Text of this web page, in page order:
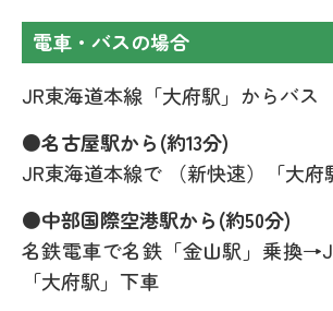
電車・バスの場合
JR東海道本線「大府駅」からバス
●名古屋駅から(約13分)
JR東海道本線で （新快速）「大府
●中部国際空港駅から(約50分)
名鉄電車で名鉄「金山駅」乗換
「大府駅」下車